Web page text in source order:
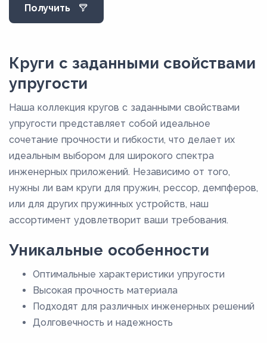
135
145
15
155
16
160
17
175
18
185
Получить
Круги с заданными свойствами
упругости
Наша коллекция кругов с заданными свойствами
упругости представляет собой идеальное
сочетание прочности и гибкости, что делает их
идеальным выбором для широкого спектра
инженерных приложений. Независимо от того,
нужны ли вам круги для пружин, рессор, демпферов,
или для других пружинных устройств, наш
ассортимент удовлетворит ваши требования.
Уникальные особенности
Оптимальные характеристики упругости
Высокая прочность материала
Подходят для различных инженерных решений
Долговечность и надежность